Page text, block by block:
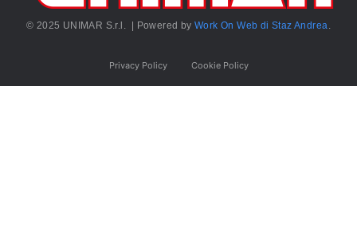
© 2025 UNIMAR S.r.l. | Powered byWork On Web di Staz Andrea.
Privacy Policy Cookie Policy